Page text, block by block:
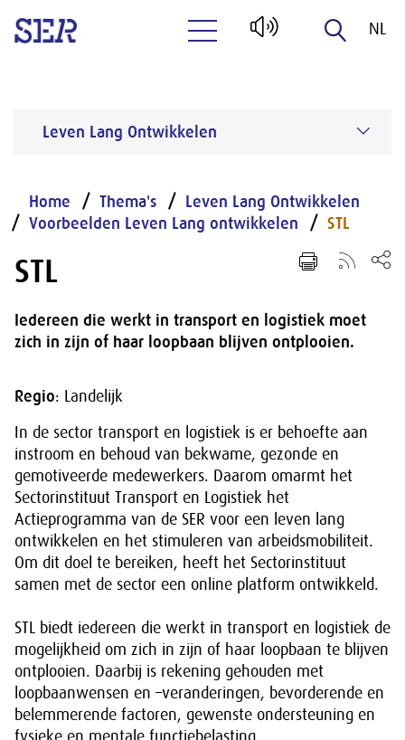
NL
Leven Lang Ontwikkelen
Home Thema's
Leven Lang Ontwikkelen
Voorbeelden Leven Lang ontwikkelen
STL
STL
Iedereen die werkt in transport en logistiek moet
zich in zijn of haar loopbaan blijven ontplooien.
Regio: Landelijk
In de sector transport en logistiek is er behoefte aan
instroom en behoud van bekwame, gezonde en
gemotiveerde medewerkers. Daarom omarmt het
Sectorinstituut Transport en Logistiek het
Actieprogramma van de SER voor een leven lang
ontwikkelen en het stimuleren van arbeidsmobiliteit.
Om dit doel te bereiken, heeft het Sectorinstituut
samen met de sector een online platform ontwikkeld.
STL biedt iedereen die werkt in transport en logistiek de
mogelijkheid om zich in zijn of haar loopbaan te blijven
ontplooien. Daarbij is rekening gehouden met
loopbaanwensen en –veranderingen, bevorderende en
belemmerende factoren, gewenste ondersteuning en
fysieke en mentale functiebelasting.